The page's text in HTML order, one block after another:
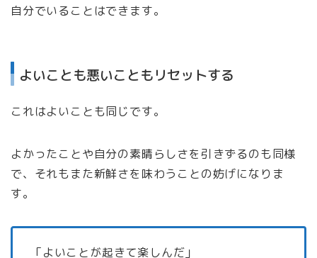
自分でいることはできます。
よいことも悪いこともリセットする
これはよいことも同じです。
よかったことや自分の素晴らしさを引きずるのも同様
で、それもまた新鮮さを味わうことの妨げになりま
す。
「よいことが起きて楽しんだ」